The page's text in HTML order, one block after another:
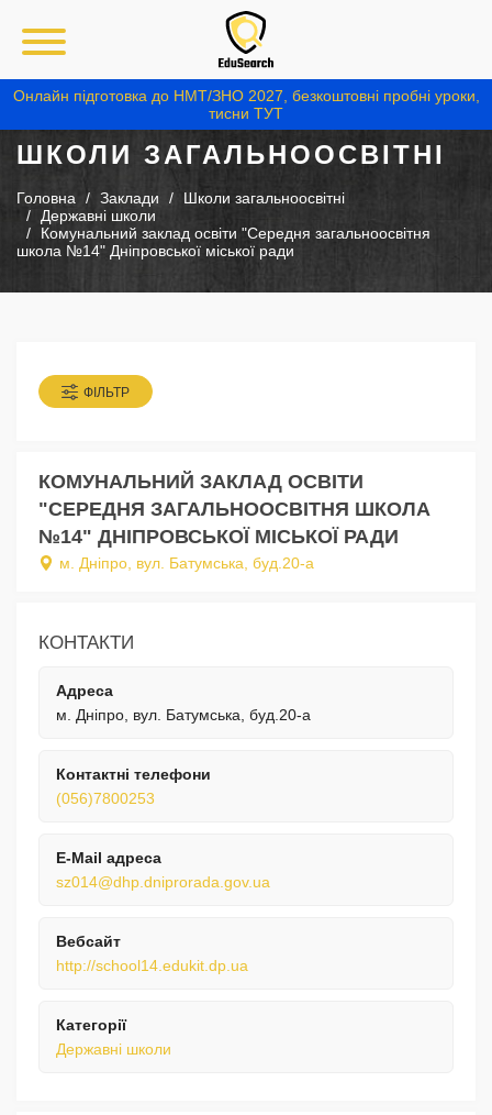
Онлайн підготовка до НМТ/ЗНО 2027, безкоштовні пробні уроки,
тисни ТУТ
ШКОЛИ ЗАГАЛЬНООСВІТНІ
Головна Заклади
Школи загальноосвітні
Державні школи
Комунальний заклад освіти "Середня загальноосвітня
школа №14" Дніпровської міської ради
ФІЛЬТР
КОМУНАЛЬНИЙ ЗАКЛАД ОСВІТИ
"СЕРЕДНЯ ЗАГАЛЬНООСВІТНЯ ШКОЛА
№14" ДНІПРОВСЬКОЇ МІСЬКОЇ РАДИ
м. Дніпро, вул. Батумська, буд.20-а
КОНТАКТИ
Адреса
м. Дніпро, вул. Батумська, буд.20-а
Контактні телефони
(056)7800253
E-Mail адреса
sz014@dhp.dniprorada.gov.ua
Вебсайт
http://school14.edukit.dp.ua
Категорії
Державні школи